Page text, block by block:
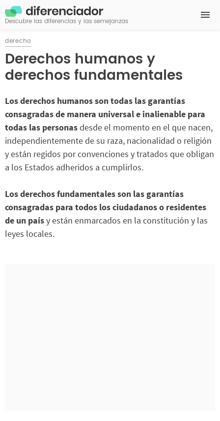
Descubre las diferencias y las semejanzas
derecho
Derechos humanos y
derechos fundamentales
Los derechos humanos son todas las garantías
consagradas de manera universal e inalienable para
todas las personasdesde el momento en el que nacen,
independientemente de su raza, nacionalidad o religión
y están regidos por convenciones y tratados que obligan
a los Estados adheridos a cumplirlos.
Los derechos fundamentales son las garantías
consagradas para todos los ciudadanos o residentes
de un paísy están enmarcados en la constitución y las
leyes locales.